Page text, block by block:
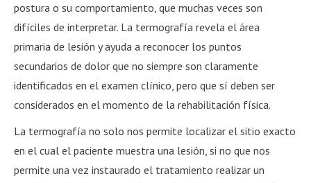
postura o su comportamiento, que muchas veces son
difíciles de interpretar. La termografía revela el área
primaria de lesión y ayuda a reconocer los puntos
secundarios de dolor que no siempre son claramente
identificados en el examen clínico, pero que sí deben ser
considerados en el momento de la rehabilitación física.
La termografía no solo nos permite localizar el sitio exacto
en el cual el paciente muestra una lesión, si no que nos
permite una vez instaurado el tratamiento realizar un